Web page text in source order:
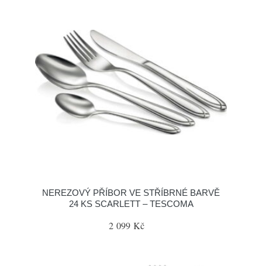
NEREZOVÝ PŘÍBOR VE STŘÍBRNÉ BARVĚ
24 KS SCARLETT – TESCOMA
2 099 Kč